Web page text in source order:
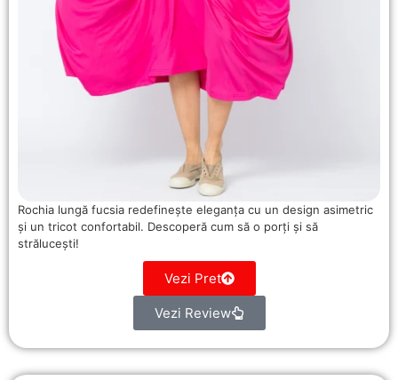
Rochia lungă fucsia redefinește eleganța cu un design asimetric
și un tricot confortabil. Descoperă cum să o porți și să
strălucești!
Vezi Pret
Vezi Review